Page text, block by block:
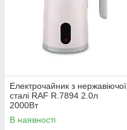
Електрочайник з нержавіючої
сталі RAF R.7894 2.0л
2000Вт
В наявності